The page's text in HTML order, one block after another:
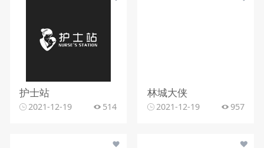
护士站
2021-12-19 514
林城大侠
2021-12-19 957